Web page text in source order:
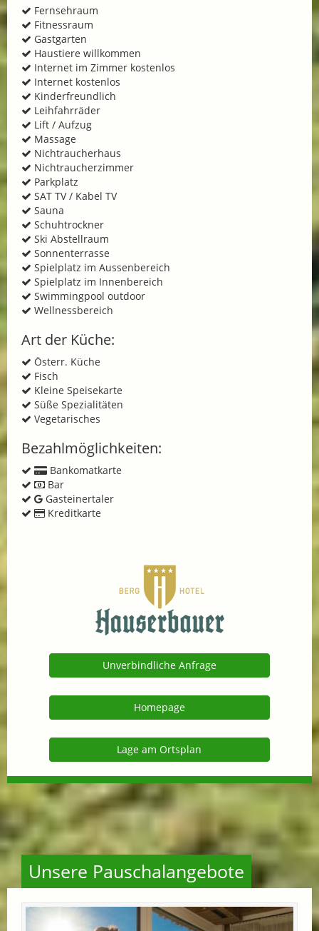
Fernsehraum
Fitnessraum
Gastgarten
Haustiere willkommen
Internet im Zimmer kostenlos
Internet kostenlos
Kinderfreundlich
Leihfahrräder
Lift / Aufzug
Massage
Nichtraucherhaus
Nichtraucherzimmer
Parkplatz
SAT TV / Kabel TV
Sauna
Schuhtrockner
Ski Abstellraum
Sonnenterrasse
Spielplatz im Aussenbereich
Spielplatz im Innenbereich
Swimmingpool outdoor
Wellnessbereich
Art der Küche:
Österr. Küche
Fisch
Kleine Speisekarte
Süße Spezialitäten
Vegetarisches
Bezahlmöglichkeiten:
Bankomatkarte
Bar
Gasteinertaler
Kreditkarte
Unverbindliche Anfrage
Homepage
Lage am Ortsplan
Unsere Pauschalangebote